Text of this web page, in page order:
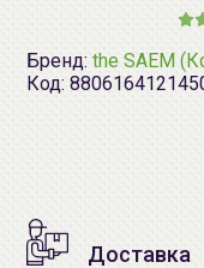
Бренд: the SAEM
Код:
Доставка